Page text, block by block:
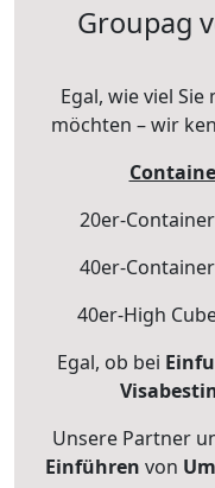
Groupag
Egal, wie viel
möchten – wir
20er-
40er-
40er-High
Egal, ob bei
Unsere Partner
Einführen von